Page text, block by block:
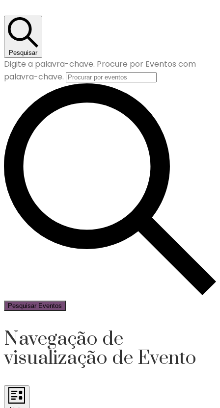
Pesquisar
Digite a palavra-chave. Procure por Eventos com
palavra-chave.
Pesquisar Eventos
Navegação de
visualização de Evento